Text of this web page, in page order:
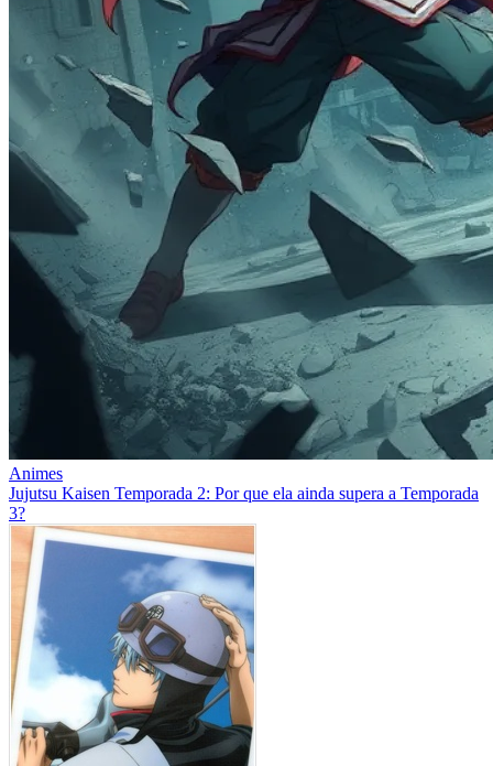
Animes
Jujutsu Kaisen Temporada 2: Por que ela ainda supera a Temporada
3?